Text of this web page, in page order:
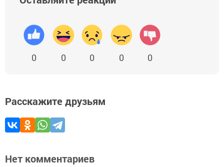
0 0 0 0 0
Расскажите друзьям
Нет комментариев